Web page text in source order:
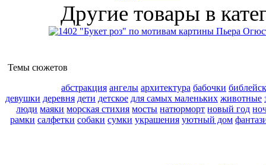
Другие товары в
Темы сюжетов
абстракция ангелы архитектура бабочки
девушки деревня дети детское для самых маленьких животные
люди маяки морская стихия мосты натюрморт новый год
рамки салфетки собаки сумки украшения уютный дом